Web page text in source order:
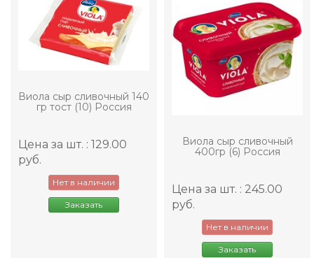
Виола сыр сливочный 140
гр тост (10) Россия
Цена за шт. : 129.00
руб.
Нет в наличии
Заказать
Виола сыр сливочный
400гр (6) Россия
Цена за шт. : 245.00
руб.
Нет в наличии
Заказать